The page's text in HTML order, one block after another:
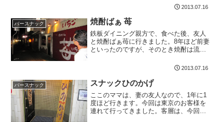
た。若いお兄ちゃんが色々と聞いてき
してくれるという。...
2013.07.16
バースナック 焼酎ばぁ 苺
鉄板ダイニング親方で、食べた後、友人
と焼酎ばぁ苺に行きました。8年ほど前妻
といったのですが、そのとき焼酎は流さ
年も経つし、正直ないだろう。流れてい
驚きましたね。ちゃんと...
2013.07.16
バースナック スナックひのかげ
ここのママは、妻の友人なので、1年に1
度ほど行きます。今回は東京のお客様を
連れて行ってきました。客層は、今回は